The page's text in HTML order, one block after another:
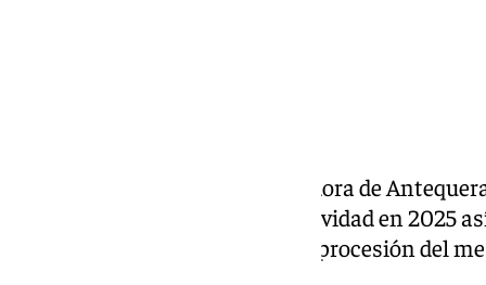
La asociación de María Auxiliadora de
encargadas de pregonar su festividad en 2025
cartel que anuncie sus cultos y procesión del